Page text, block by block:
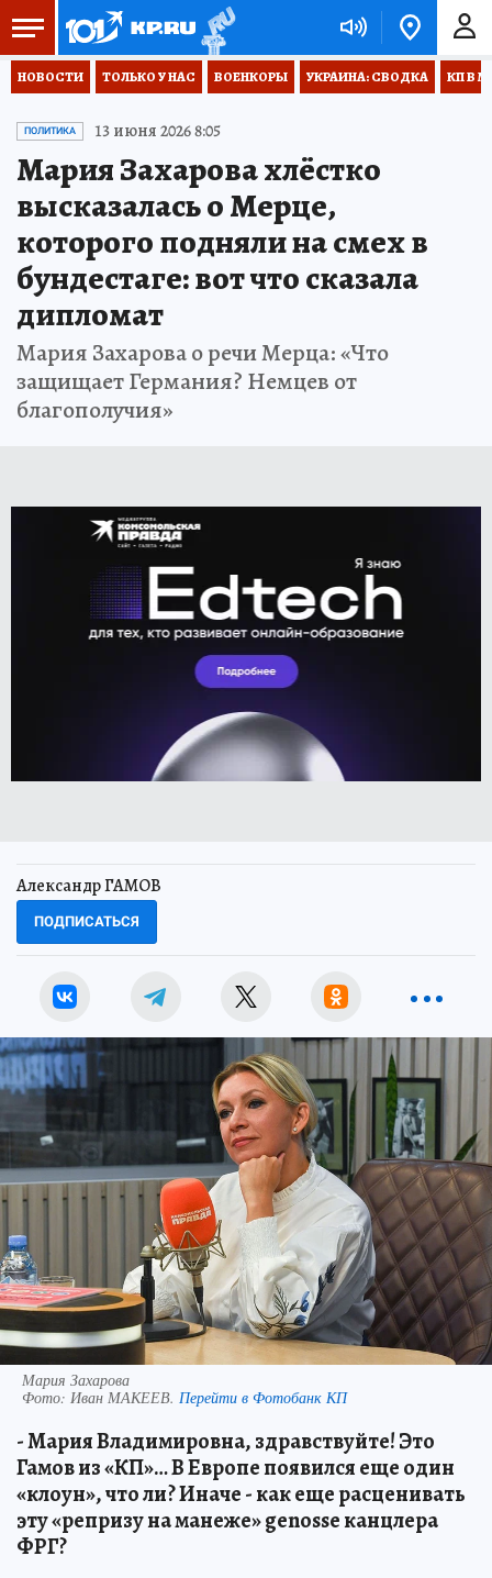
НОВОСТИ ТОЛЬКО У НАС ВОЕНКОРЫ УКРАИНА: СВОДКА КП В
ПОЛИТИКА 13 июня 2026 8:05
Мария Захарова хлёстко
высказалась о Мерце,
которого подняли на смех в
бундестаге: вот что сказала
дипломат
Мария Захарова о речи Мерца: «Что
защищает Германия? Немцев от
благополучия»
Александр ГАМОВ
ПОДПИСАТЬСЯ
Мария Захарова
Фото: Иван МАКЕЕВ. Перейти в Фотобанк КП
- Мария Владимировна, здравствуйте! Это
Гамов из «КП»… В Европе появился еще один
«клоун», что ли? Иначе - как еще расценивать
эту «репризу на манеже» genosse канцлера
ФРГ?